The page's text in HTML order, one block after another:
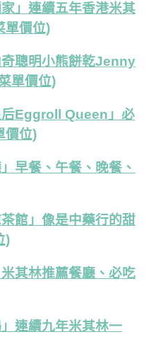
」連續五年香港米其
單價位)
聰明小熊餅乾Jenny
單價位)
后Eggroll Queen」必
價位)
早餐、午餐、晚餐、
館」像是中藥行的甜
)
其林推薦餐廳、必吃
連續九年米其林一